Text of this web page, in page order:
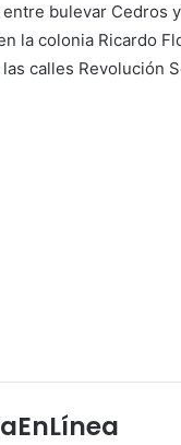
bulevar Cedros y
la colonia Ricardo
calles Revolución